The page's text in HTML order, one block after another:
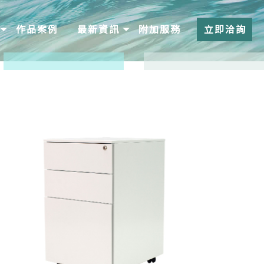
作品案例 最新資訊 附加服務 立即洽詢